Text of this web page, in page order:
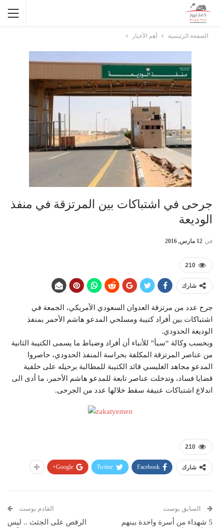
الصفحة الرئيسية أهم الأخبار
جرحى في اشتباكات بين المرتزقة في منفذ
الوديعة
في 12 مارس, 2016
210
شارك
جرح عدد من مرتزقة العدوان السعودي الأمريكي، الجمعة في
اشتباكات بين أفراد كتيبة ومسلحي المدعو هاشم الأحمر بمنفذ
الوديعة الحدودي.
وبحسب وكالة “سبأ” للأنباء أن أفراد وضباط ما يسمى الكتيبة الثانية
من عناصر المرتزقة المكلفة بحراسة المنفذ الحدودي، حاصروا
المدعو مجاهد الغليسي قائد الكتيبة للمطالبة برحيله على خلفية
قضايا فساد، وتدخلت عناصر تابعة للمدعو هاشم الأحمر، ما أدى الى
اندلاع اشتباكات عنيفة سقط خلالها عدد من الجرحى.
210
شارك Facebook
Twitter
Google+
السابق بوست
5 شهداء من أسرة واحدة بينهم
القادم بوست
الرقص على الجثث .. ليس